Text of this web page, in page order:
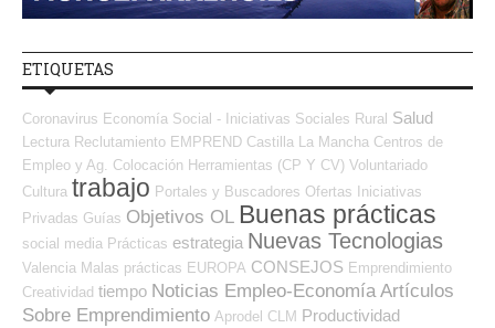
ETIQUETAS
Coronavirus Economía Social - Iniciativas Sociales Rural Salud
Lectura Reclutamiento EMPREND Castilla La Mancha Centros de
Empleo y Ag. Colocación Herramientas (CP Y CV) Voluntariado
Cultura trabajo Portales y Buscadores Ofertas
Iniciativas
Privadas Guías Objetivos OL Buenas prácticas
social media Prácticas estrategia Nuevas Tecnologias
Valencia Malas prácticas EUROPA CONSEJOS Emprendimiento
Creatividad tiempo Noticias Empleo-Economía Artículos
Sobre Emprendimiento Aprodel CLM Productividad